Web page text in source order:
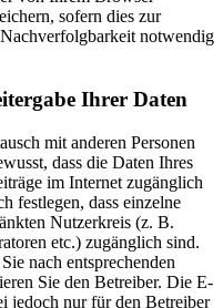
sofern dies zur
notwendig
Ihrer Daten
mit anderen Personen
dass die Daten Ihres
im Internet zugänglich
festlegen, dass einzelne
Nutzerkreis (z. B.
etc.) zugänglich sind.
nach entsprechenden
Sie den Betreiber. Die E-
jedoch nur für den Betreiber